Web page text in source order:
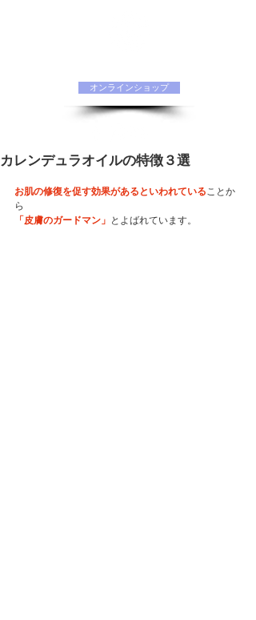
オンラインショップ
カレンデュラオイルの特徴３選
お肌の修復を促す効果があるといわれていることか
ら
「皮膚のガードマン」 とよばれています。